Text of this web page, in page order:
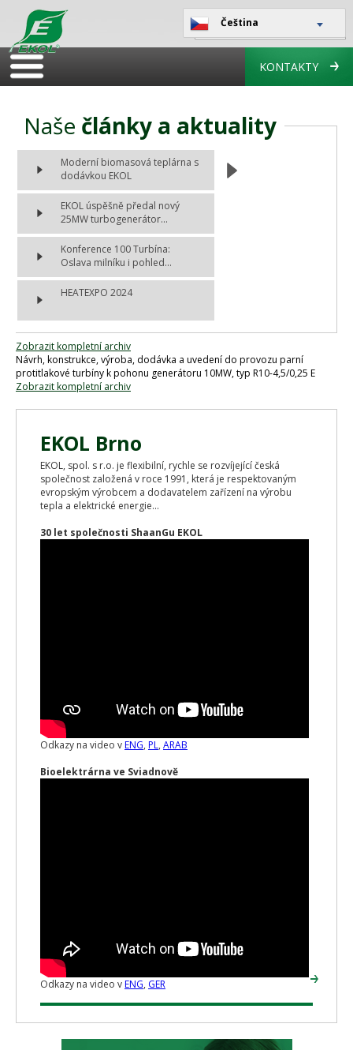
Čeština
KONTAKTY
Naše články a aktuality
Moderní biomasová teplárna s
dodávkou EKOL
EKOL úspěšně předal nový
25MW turbogenerátor...
Konference 100 Turbína:
Oslava milníku i pohled...
HEATEXPO 2024
Zobrazit kompletní archiv
Návrh, konstrukce, výroba, dodávka a uvedení do provozu parní
protitlakové turbíny k pohonu generátoru 10MW, typ R10-4,5/0,25 E
Zobrazit kompletní archiv
EKOL Brno
EKOL, spol. s r.o. je flexibilní, rychle se rozvíjející česká
společnost založená v roce 1991, která je respektovaným
evropským výrobcem a dodavatelem zařízení na výrobu
tepla a elektrické energie...
30 let společnosti ShaanGu EKOL
Odkazy na video vENG, PL, ARAB
Bioelektrárna ve Sviadnově
Odkazy na video vENG, GER